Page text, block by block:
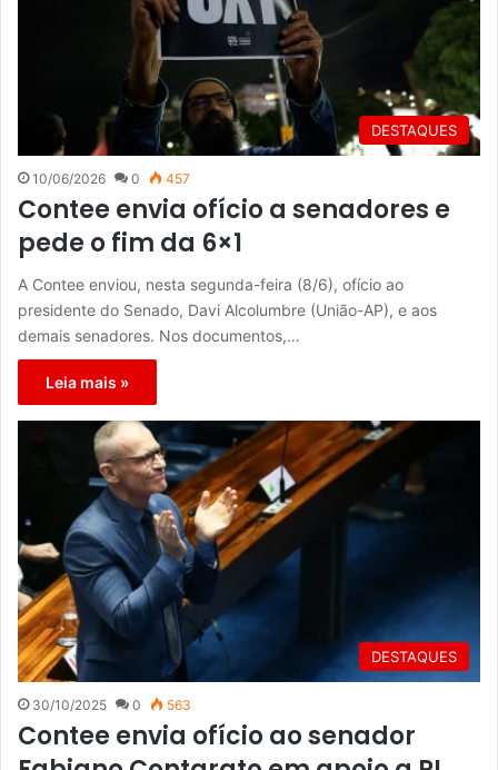
DESTAQUES
10/06/2026 0 457
Contee envia ofício a senadores e
pede o fim da 6×1
A Contee enviou, nesta segunda-feira (8/6), ofício ao
presidente do Senado, Davi Alcolumbre (União-AP), e aos
demais senadores. Nos documentos,…
Leia mais »
DESTAQUES
30/10/2025 0 563
Contee envia ofício ao senador